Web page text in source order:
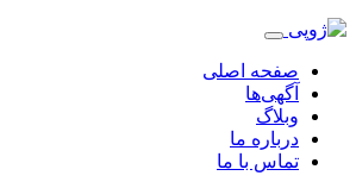
صفحه اصلی
آگهی‌ها
وبلاگ
درباره ما
تماس با ما